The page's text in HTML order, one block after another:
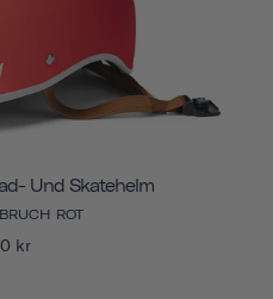
Und Skatehelm
ROT
kr